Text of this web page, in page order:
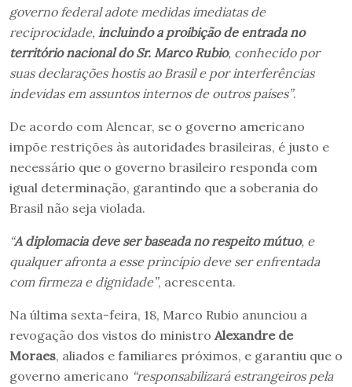
governo federal adote medidas imediatas de
reciprocidade, incluindo a proibição de entrada no
território nacional do Sr. Marco Rubio, conhecido por
suas declarações hostis ao Brasil e por interferências
indevidas em assuntos internos de outros países”.
De acordo com Alencar, se o governo americano
impõe restrições às autoridades brasileiras, é justo e
necessário que o governo brasileiro responda com
igual determinação, garantindo que a soberania do
Brasil não seja violada.
“A diplomacia deve ser baseada no respeito mútuo, e
qualquer afronta a esse princípio deve ser enfrentada
com firmeza e dignidade”, acrescenta.
Na última sexta-feira, 18, Marco Rubio anunciou a
revogação dos vistos do ministro Alexandre de
Moraes, aliados e familiares próximos, e garantiu que o
governo americano “responsabilizará estrangeiros pela